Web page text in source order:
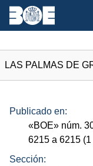
LAS PALMAS DE
Publicado en:
«BOE» núm.
6215 a 6215 (1
Sección: